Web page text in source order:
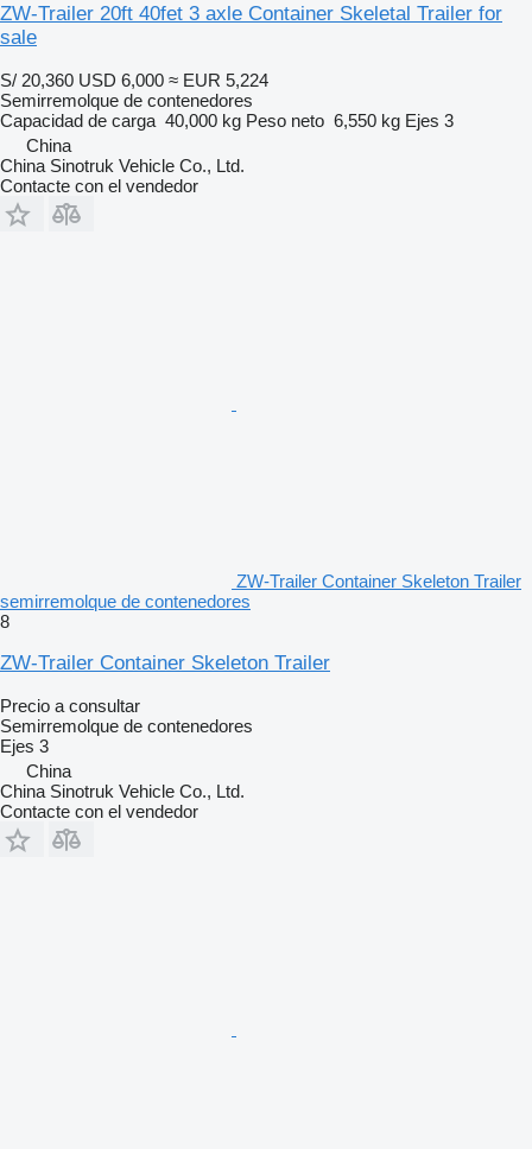
ZW-Trailer 20ft 40fet 3 axle Container Skeletal Trailer for
sale
S/ 20,360 USD 6,000 ≈ EUR 5,224
Semirremolque de contenedores
Capacidad de carga 40,000 kg Peso neto 6,550 kg Ejes 3
China
China Sinotruk Vehicle Co., Ltd.
Contacte con el vendedor
ZW-Trailer Container Skeleton Trailer
semirremolque de contenedores
8
ZW-Trailer Container Skeleton Trailer
Precio a consultar
Semirremolque de contenedores
Ejes 3
China
China Sinotruk Vehicle Co., Ltd.
Contacte con el vendedor